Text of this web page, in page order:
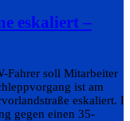
eskaliert –
Fahrer soll Mitarbeiter
ist am
eskaliert.
gegen einen 35-